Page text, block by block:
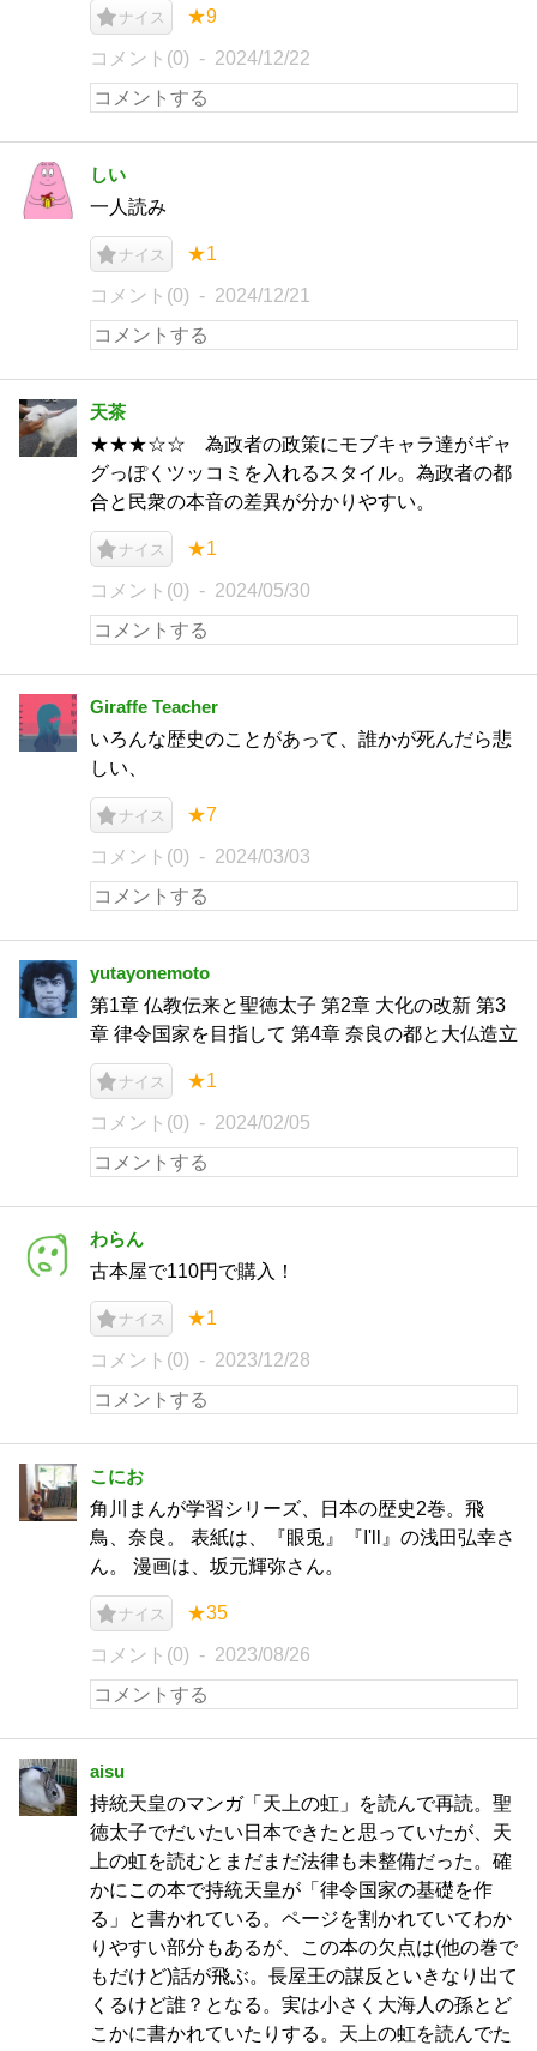
ナイス ★9
コメント(0) 2024/12/22
しい
一人読み
ナイス ★1
コメント(0) 2024/12/21
天茶
★★★☆☆ 為政者の政策にモブキャラ達がギャ
グっぽくツッコミを入れるスタイル。為政者の都
合と民衆の本音の差異が分かりやすい。
ナイス ★1
コメント(0) 2024/05/30
Giraffe Teacher
いろんな歴史のことがあって、誰かが死んだら悲
しい、
ナイス ★7
コメント(0) 2024/03/03
yutayonemoto
第1章 仏教伝来と聖徳太子 第2章 大化の改新 第3
章 律令国家を目指して 第4章 奈良の都と大仏造立
ナイス ★1
コメント(0) 2024/02/05
わらん
古本屋で110円で購入！
ナイス ★1
コメント(0) 2023/12/28
こにお
角川まんが学習シリーズ、日本の歴史2巻。飛
鳥、奈良。 表紙は、『眼兎』『I'll』の浅田弘幸さ
ん。 漫画は、坂元輝弥さん。
ナイス ★35
コメント(0) 2023/08/26
aisu
持統天皇のマンガ「天上の虹」を読んで再読。聖
徳太子でだいたい日本できたと思っていたが、天
上の虹を読むとまだまだ法律も未整備だった。確
かにこの本で持統天皇が「律令国家の基礎を作
る」と書かれている。ページを割かれていてわか
りやすい部分もあるが、この本の欠点は(他の巻で
もだけど)話が飛ぶ。長屋王の謀反といきなり出て
くるけど誰？となる。実は小さく大海人の孫とど
こかに書かれていたりする。天上の虹を読んでた